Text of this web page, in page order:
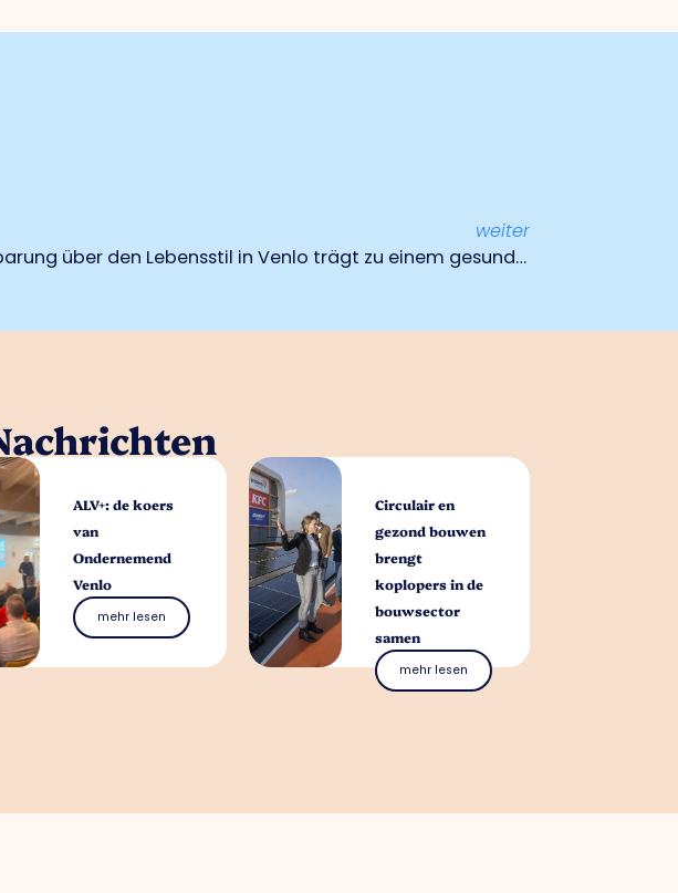
weiter
Vereinbarung über den Lebensstil in Venlo trägt zu einem gesunden Arbeitsplatz und sozialem Zusammenhalt bei
ALV+: de koers
van
Ondernemend
Venlo
mehr lesen
Circulair en
gezond bouwen
brengt
koplopers in de
bouwsector
samen
mehr lesen